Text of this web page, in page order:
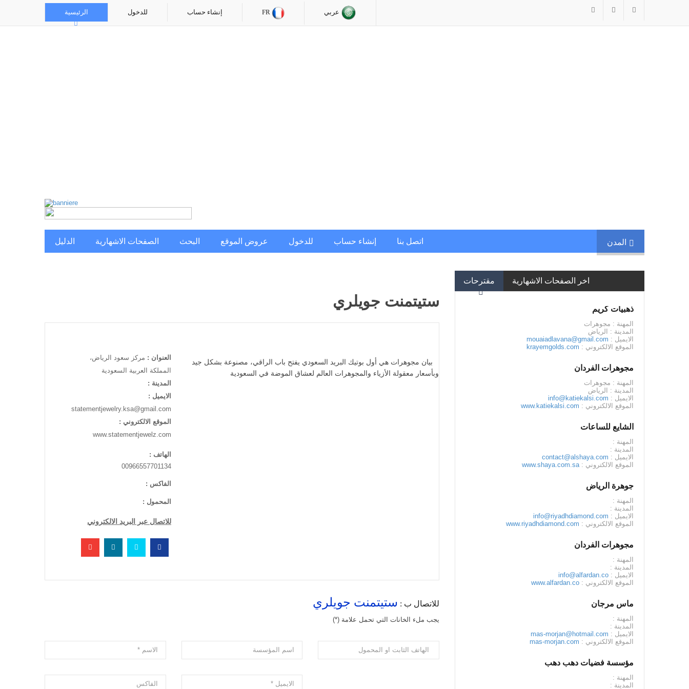
الرئيسية للدخول إنشاء حساب FR
الدليل الصفحات الاشهارية البحث عروض الموقع للدخول إنشاء حساب اتصل بنا المدن
ستيتمنت جويلري
العنوان : مركز سعود الرياض،
المملكة العربية السعودية
المدينة :
الايميل :
statementjewelry.ksa@gmail.com
الموقع الالكتروني :
www.statementjewelz.com
الهاتف :
00966557701134
الفاكس :
المحمول :
للاتصال عبر البريد الالكتروني
بيان مجوهرات هي أول بوتيك البريد السعودي يفتح باب الراقي، مصنوعة بشكل جيد
وبأسعار معقولة الأزياء والمجوهرات العالم لعشاق الموضة في السعودية
للاتصال ب : ستيتمنت جويلري
يجب ملء الخانات التي تحمل علامة (*)
مقترحات اخر الصفحات الاشهارية
ذهبيات كريم
المهنة : مجوهرات
المدينة : الرياض
الايميل : mouaiadlavana@gmail.com
الموقع الالكتروني : krayemgolds.com
مجوهرات الفردان
المهنة : مجوهرات
المدينة : الرياض
الايميل : info@katiekalsi.com
الموقع الالكتروني : www.katiekalsi.com
الشايع للساعات
المهنة :
المدينة :
الايميل : contact@alshaya.com
الموقع الالكتروني : www.shaya.com.sa
جوهرة الرياض
المهنة :
المدينة :
الايميل : info@riyadhdiamond.com
الموقع الالكتروني : www.riyadhdiamond.com
مجوهرات الفردان
المهنة :
المدينة :
الايميل : info@alfardan.co
الموقع الالكتروني : www.alfardan.co
ماس مرجان
المهنة :
المدينة :
الايميل : mas-morjan@hotmail.com
الموقع الالكتروني : mas-morjan.com
مؤسسة فضيات دهب دهب
المهنة :
المدينة :